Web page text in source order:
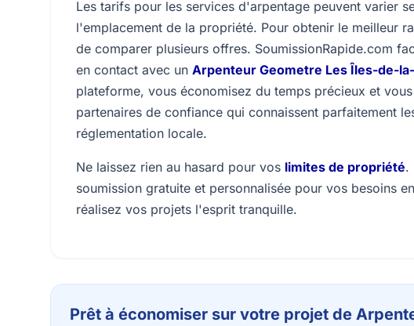
Les tarifs pour les services d'arpentage peuvent varier
l'emplacement de la propriété. Pour obtenir le meilleur
de comparer plusieurs offres. SoumissionRapide.com
en contact avec un Arpenteur Geometre Les Îles-de-
plateforme, vous économisez du temps précieux et
partenaires de confiance qui connaissent parfaitement
réglementation locale.
Ne laissez rien au hasard pour vos limites de propriété.
soumission gratuite et personnalisée pour vos besoins
réalisez vos projets l'esprit tranquille.
Prêt à économiser sur votre projet de